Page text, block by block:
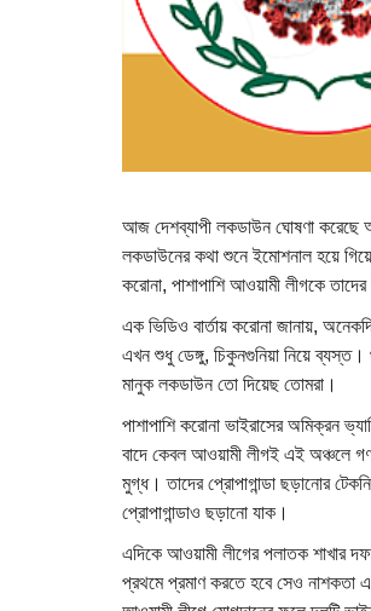
আজ দেশব্যাপী লকডাউন ঘোষণা করেছে
লকডাউনের কথা শুনে ইমোশনাল হয়ে
করোনা, পাশাপাশি আওয়ামী লীগকে
এক ভিডিও বার্তায় করোনা জানায়,
এখন শুধু ডেঙ্গু, চিকুনগুনিয়া নিয়ে
মানুক লকডাউন তো দিয়েছ তোমরা।
পাশাপাশি করোনা ভাইরাসের অমিক্রন
বাদে কেবল আওয়ামী লীগই এই অঞ্চলে
মুগ্ধ। তাদের প্রোপাগান্ডা ছড়ানোর
প্রোপাগান্ডাও ছড়ানো যাক।
এদিকে আওয়ামী লীগের পলাতক শাখার
প্রথমে প্রমাণ করতে হবে সেও নাশকতা